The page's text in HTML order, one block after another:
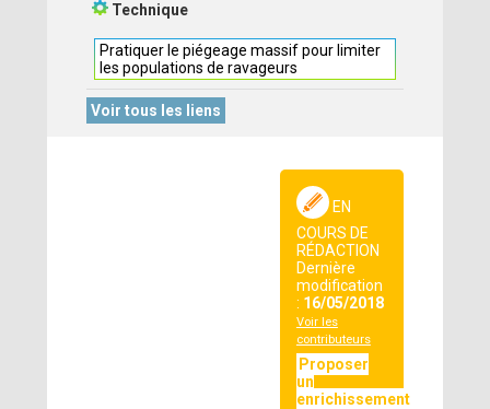
Technique
Pratiquer le piégeage massif pour limiter
les populations de ravageurs
Voir tous les liens
EN
COURS DE
RÉDACTION
Dernière
modification
: 16/05/2018
Voir les
contributeurs
Proposer
un
enrichissement